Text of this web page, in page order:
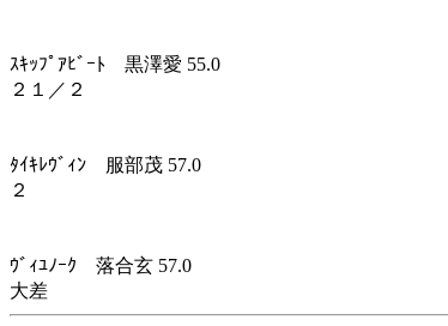
ｽｷｯﾌﾟｱﾋﾞｰﾄ 黒澤愛 55.0
２１／２
ﾀｲｷﾚｳﾞｨﾝ 服部茂 57.0
２
ｳﾞｨﾕﾉｰｸ 落合玄 57.0
大差